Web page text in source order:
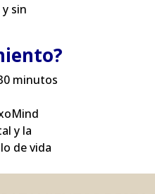
sin
minutos
y la
de vida